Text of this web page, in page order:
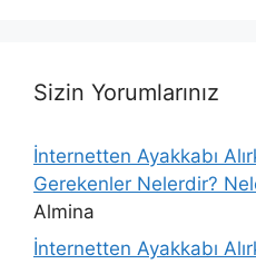
Sizin Yorumlarınız
İnternetten Ayakkabı
Gerekenler Nelerdir?
Almina
İnternetten Ayakkabı